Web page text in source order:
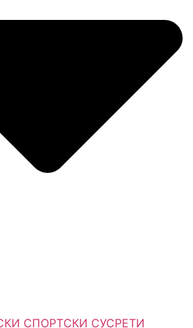
СПОРТСКИ СУСРЕТИ